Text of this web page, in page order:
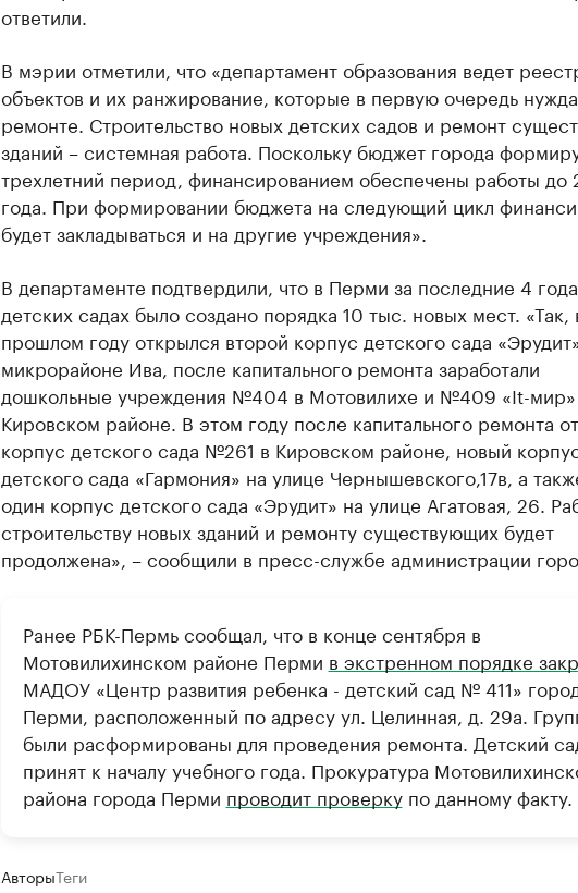
ответили.
В мэрии отметили, что «департамент образования ведет
объектов и их ранжирование, которые в первую очередь
ремонте. Строительство новых детских садов и ремонт
зданий – системная работа. Поскольку бюджет города
трехлетний период, финансированием обеспечены работы до
года. При формировании бюджета на следующий цикл
будет закладываться и на другие учреждения».
В департаменте подтвердили, что в Перми за последние 4
детских садах было создано порядка 10 тыс. новых мест. «Так,
прошлом году открылся второй корпус детского сада
микрорайоне Ива, после капитального ремонта заработали
дошкольные учреждения №404 в Мотовилихе и №409 «It-
Кировском районе. В этом году после капитального ремонта
корпус детского сада №261 в Кировском районе, новый
детского сада «Гармония» на улице Чернышевского,17в, а
один корпус детского сада «Эрудит» на улице Агатовая, 26.
строительству новых зданий и ремонту существующих будет
продолжена», – сообщили в пресс-службе администрации
Ранее РБК-Пермь сообщал, что в конце сентября в
Мотовилихинском районе Перми в экстренном порядке
МАДОУ «Центр развития ребенка - детский сад № 411»
Перми, расположенный по адресу ул. Целинная, д. 29а.
были расформированы для проведения ремонта. Детский
принят к началу учебного года. Прокуратура
района города Перми проводит проверкупо данному факту.
АвторыТеги